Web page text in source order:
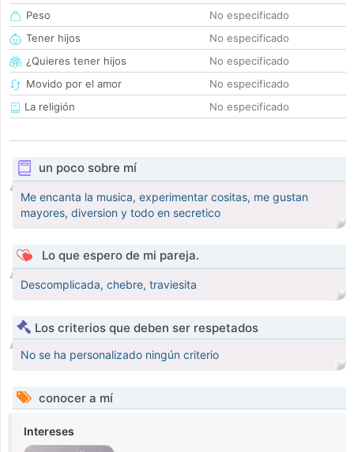
Peso
No especificado
Tener hijos
No especificado
¿Quieres tener hijos
No especificado
Movido por el amor
No especificado
La religión
No especificado
un poco sobre mí
Me encanta la musica, experimentar cositas, me gustan
mayores, diversion y todo en secretico
Lo que espero de mi pareja.
Descomplicada, chebre, traviesita
Los criterios que deben ser respetados
No se ha personalizado ningún criterio
conocer a mí
Intereses